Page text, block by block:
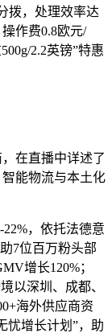
拨，处理效率达
作费0.8欧元/
2.2英镑”特惠
在直播中详述了
能物流与本土化
，依托法德意
7位百万粉头部
增长120%；
以深圳、成都、
海外供应商资
忧增长计划”，助